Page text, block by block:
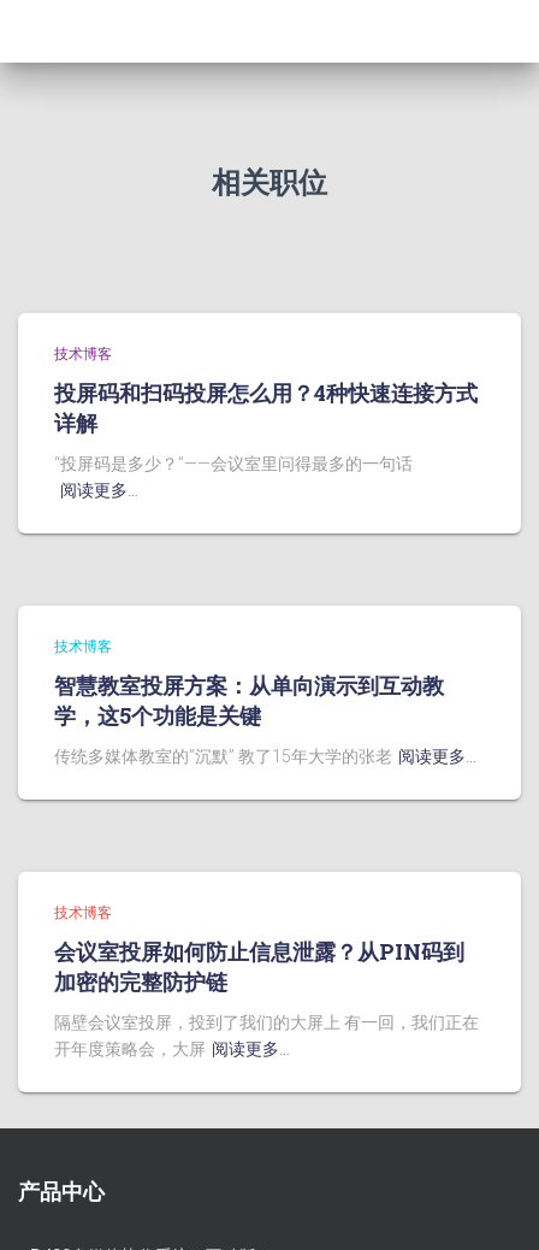
相关职位
技术博客
投屏码和扫码投屏怎么用？4种快速连接方式
详解
“投屏码是多少？”——会议室里问得最多的一句话
阅读更多…
技术博客
智慧教室投屏方案：从单向演示到互动教
学，这5个功能是关键
传统多媒体教室的”沉默” 教了15年大学的张老 阅读更多…
技术博客
会议室投屏如何防止信息泄露？从PIN码到
加密的完整防护链
隔壁会议室投屏，投到了我们的大屏上 有一回，我们正在
开年度策略会，大屏 阅读更多…
产品中心